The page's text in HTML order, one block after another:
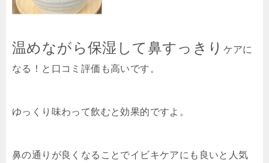
温めながら保湿して鼻すっきり ケアに
なる！と口コミ評価も高いです。
ゆっくり味わって飲むと効果的ですよ。
鼻の通りが良くなることでイビキケアにも良いと人気